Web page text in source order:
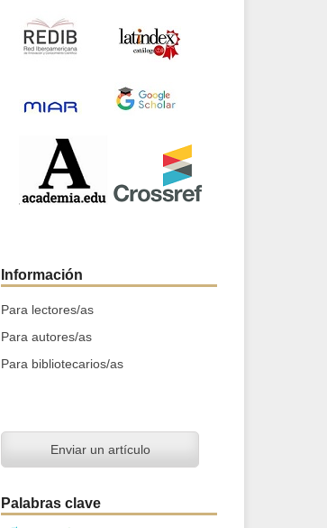
Información
Para lectores/as
Para autores/as
Para bibliotecarios/as
Enviar un artículo
Palabras clave